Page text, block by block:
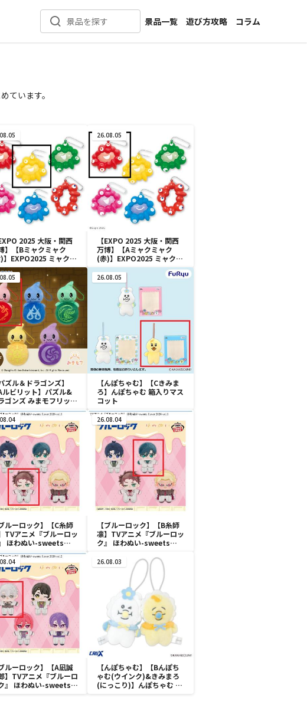
景品を探す
景品一覧
新着景品
遊び方攻略
コラム
インタビュー
ています。
EXPO 2025 大阪・関西
】【Bミャクミャク
】EXPO2025 ミャクミ
カラフルスクイーズマ
ット
26.08.05
【EXPO 2025 大阪・関西
万博】【Aミャクミャク
(赤)】EXPO2025 ミャクミ
ャク カラフルスクイーズマ
スコット
ズル＆ドラゴンズ】
Aルビリット】パズル&
ゴンズ みまモフリット
コット
26.08.05
【んぽちゃむ】【Cきみま
ろ】んぽちゃむ 箱入りマス
コット
ブルーロック】【C糸師
TVアニメ『ブルーロッ
ほわぬい-sweets
2026-vol.1
26.08.04
【ブルーロック】【B糸師
凛】TVアニメ『ブルーロッ
ク』 ほわぬい-sweets
ブルーロック】【A凪誠
】TVアニメ『ブルーロ
』 ほわぬい-sweets
26.08.03
【んぽちゃむ】【Bんぽち
ゃむ(ウインク)&きみまろ
(にっこり)】んぽちゃむ に